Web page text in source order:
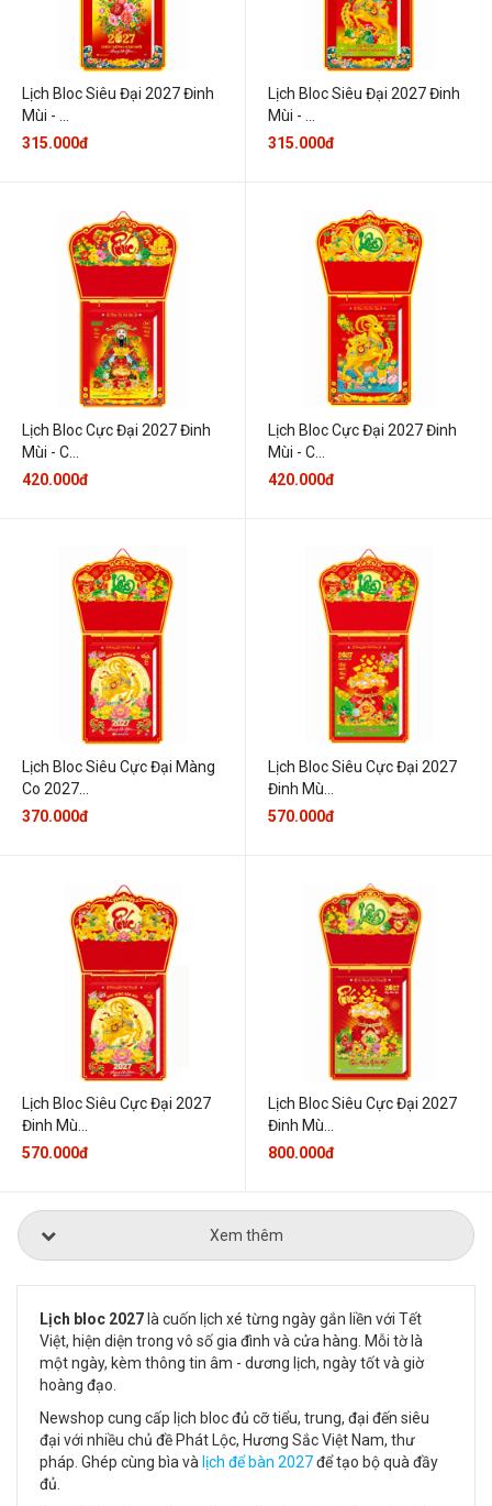
Lịch Bloc Siêu Đại 2027 Đinh
Mùi - ...
315.000đ
Lịch Bloc Siêu Đại 2027 Đinh
Mùi - ...
315.000đ
Lịch Bloc Cực Đại 2027 Đinh
Mùi - C...
420.000đ
Lịch Bloc Cực Đại 2027 Đinh
Mùi - C...
420.000đ
Lịch Bloc Siêu Cực Đại Màng
Co 2027...
370.000đ
Lịch Bloc Siêu Cực Đại 2027
Đinh Mù...
570.000đ
Lịch Bloc Siêu Cực Đại 2027
Đinh Mù...
570.000đ
Lịch Bloc Siêu Cực Đại 2027
Đinh Mù...
800.000đ
Xem thêm
Lịch bloc 2027là cuốn lịch xé từng ngày gắn liền với Tết
Việt, hiện diện trong vô số gia đình và cửa hàng. Mỗi tờ là
một ngày, kèm thông tin âm - dương lịch, ngày tốt và giờ
hoàng đạo.
Newshop cung cấp lịch bloc đủ cỡ tiểu, trung, đại đến siêu
đại với nhiều chủ đề Phát Lộc, Hương Sắc Việt Nam, thư
pháp. Ghép cùng bìa và lịch để bàn 2027để tạo bộ quà đầy
đủ.